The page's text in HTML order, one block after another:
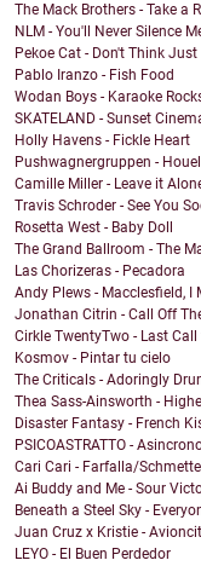
The Mack Brothers - Take a
NLM - You'll Never Silence
Pekoe Cat - Don't Think Just
Pablo Iranzo - Fish Food
Wodan Boys - Karaoke
SKATELAND - Sunset
Holly Havens - Fickle Heart
Pushwagnergruppen -
Camille Miller - Leave it
Travis Schroder - See You
Rosetta West - Baby Doll
The Grand Ballroom - The
Las Chorizeras - Pecadora
Andy Plews - Macclesfield, I
Jonathan Citrin - Call Off
Cirkle TwentyTwo - Last
Kosmov - Pintar tu cielo
The Criticals - Adoringly
Thea Sass-Ainsworth -
Disaster Fantasy - French
PSICOASTRATTO -
Cari Cari - Farfalla/
Ai Buddy and Me - Sour
Beneath a Steel Sky -
Juan Cruz x Kristie -
LEYO - El Buen Perdedor